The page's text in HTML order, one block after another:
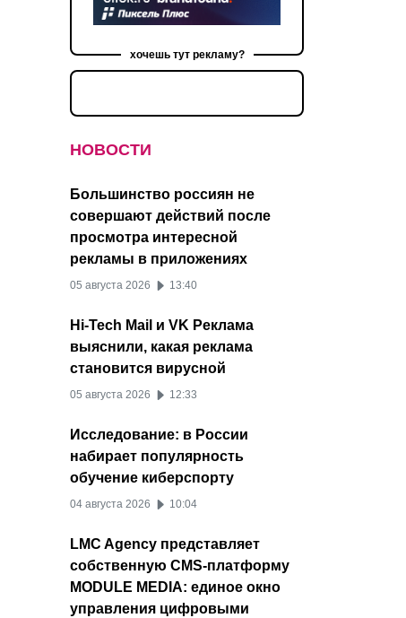
хочешь тут рекламу?
НОВОСТИ
Большинство россиян не
совершают действий после
просмотра интересной
рекламы в приложениях
05 августа 2026 13:40
Hi-Tech Mail и VK Реклама
выяснили, какая реклама
становится вирусной
05 августа 2026 12:33
Исследование: в России
набирает популярность
обучение киберспорту
04 августа 2026 10:04
LMC Agency представляет
собственную CMS-платформу
MODULE MEDIA: единое окно
управления цифровыми